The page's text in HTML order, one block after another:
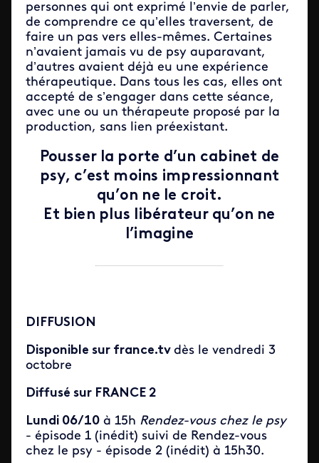
personnes qui ont exprimé l’envie de parler,
de comprendre ce qu’elles traversent, de
faire un pas vers elles-mêmes. Certaines
n’avaient jamais vu de psy auparavant,
d’autres avaient déjà eu une expérience
thérapeutique. Dans tous les cas, elles ont
accepté de s’engager dans cette séance,
avec une ou un thérapeute proposé par la
production, sans lien préexistant.
Pousser la porte d’un cabinet de
psy, c’est moins impressionnant
qu’on ne le croit.
Et bien plus libérateur qu’on ne
l’imagine
DIFFUSION
Disponible sur france.tv dès le vendredi 3
octobre
Diffusé sur FRANCE 2
Lundi 06/10 à 15h Rendez-vous chez le psy
- épisode 1 (inédit) suivi de Rendez-vous
chez le psy - épisode 2 (inédit) à 15h30.